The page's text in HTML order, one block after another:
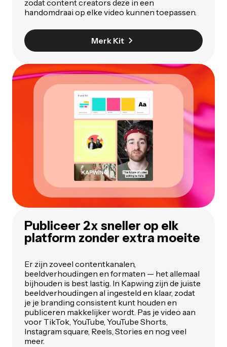
zodat content creators deze in een
handomdraai op elke video kunnen toepassen.
Merk Kit
Publiceer 2x sneller op elk
platform zonder extra moeite
Er zijn zoveel contentkanalen,
beeldverhoudingen en formaten — het allemaal
bijhouden is best lastig. In Kapwing zijn de juiste
beeldverhoudingen al ingesteld en klaar, zodat
je je branding consistent kunt houden en
publiceren makkelijker wordt. Pas je video aan
voor TikTok, YouTube, YouTube Shorts,
Instagram square, Reels, Stories en nog veel
meer.